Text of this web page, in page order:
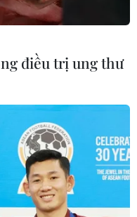
kết
triển
điều trị ung thư